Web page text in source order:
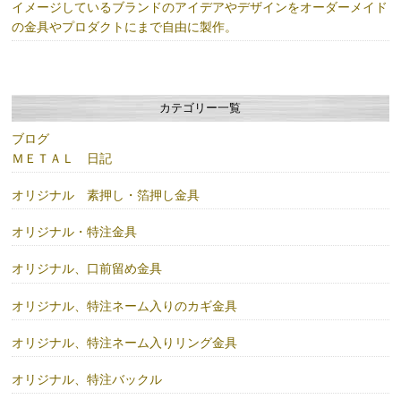
イメージしているブランドのアイデアやデザインをオーダーメイド
の金具やプロダクトにまで自由に製作。
カテゴリー一覧
ブログ
ＭＥＴＡＬ 日記
オリジナル 素押し・箔押し金具
オリジナル・特注金具
オリジナル、口前留め金具
オリジナル、特注ネーム入りのカギ金具
オリジナル、特注ネーム入りリング金具
オリジナル、特注バックル